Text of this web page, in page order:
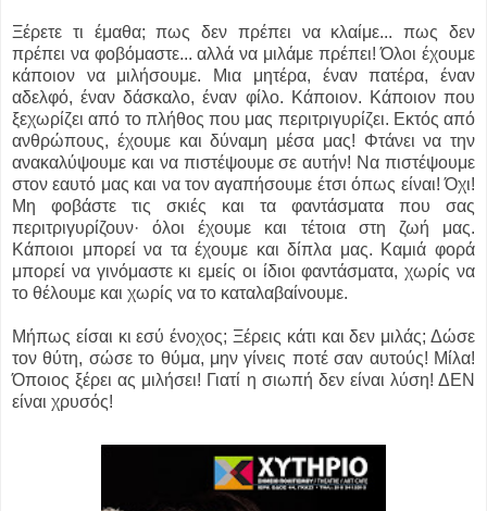
Ξέρετε τι έμαθα; πως δεν πρέπει να κλαίμε... πως δεν
πρέπει να φοβόμαστε... αλλά να μιλάμε πρέπει! Όλοι έχουμε
κάποιον να μιλήσουμε. Μια μητέρα, έναν πατέρα, έναν
αδελφό, έναν δάσκαλο, έναν φίλο. Κάποιον. Κάποιον που
ξεχωρίζει από το πλήθος που μας περιτριγυρίζει. Εκτός από
ανθρώπους, έχουμε και δύναμη μέσα μας! Φτάνει να την
ανακαλύψουμε και να πιστέψουμε σε αυτήν! Να πιστέψουμε
στον εαυτό μας και να τον αγαπήσουμε έτσι όπως είναι! Όχι!
Μη φοβάστε τις σκιές και τα φαντάσματα που σας
περιτριγυρίζουν· όλοι έχουμε και τέτοια στη ζωή μας.
Κάποιοι μπορεί να τα έχουμε και δίπλα μας. Καμιά φορά
μπορεί να γινόμαστε κι εμείς οι ίδιοι φαντάσματα, χωρίς να
το θέλουμε και χωρίς να το καταλαβαίνουμε.
Μήπως είσαι κι εσύ ένοχος; Ξέρεις κάτι και δεν μιλάς; Δώσε
τον θύτη, σώσε το θύμα, μην γίνεις ποτέ σαν αυτούς! Μίλα!
Όποιος ξέρει ας μιλήσει! Γιατί η σιωπή δεν είναι λύση! ΔΕΝ
είναι χρυσός!